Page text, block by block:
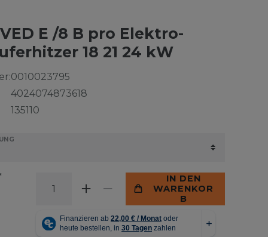
E /8 B pro Elektro-
18 21 24 kW
0010023795
4024074873618
135110
IN DEN
WARENKOR
B